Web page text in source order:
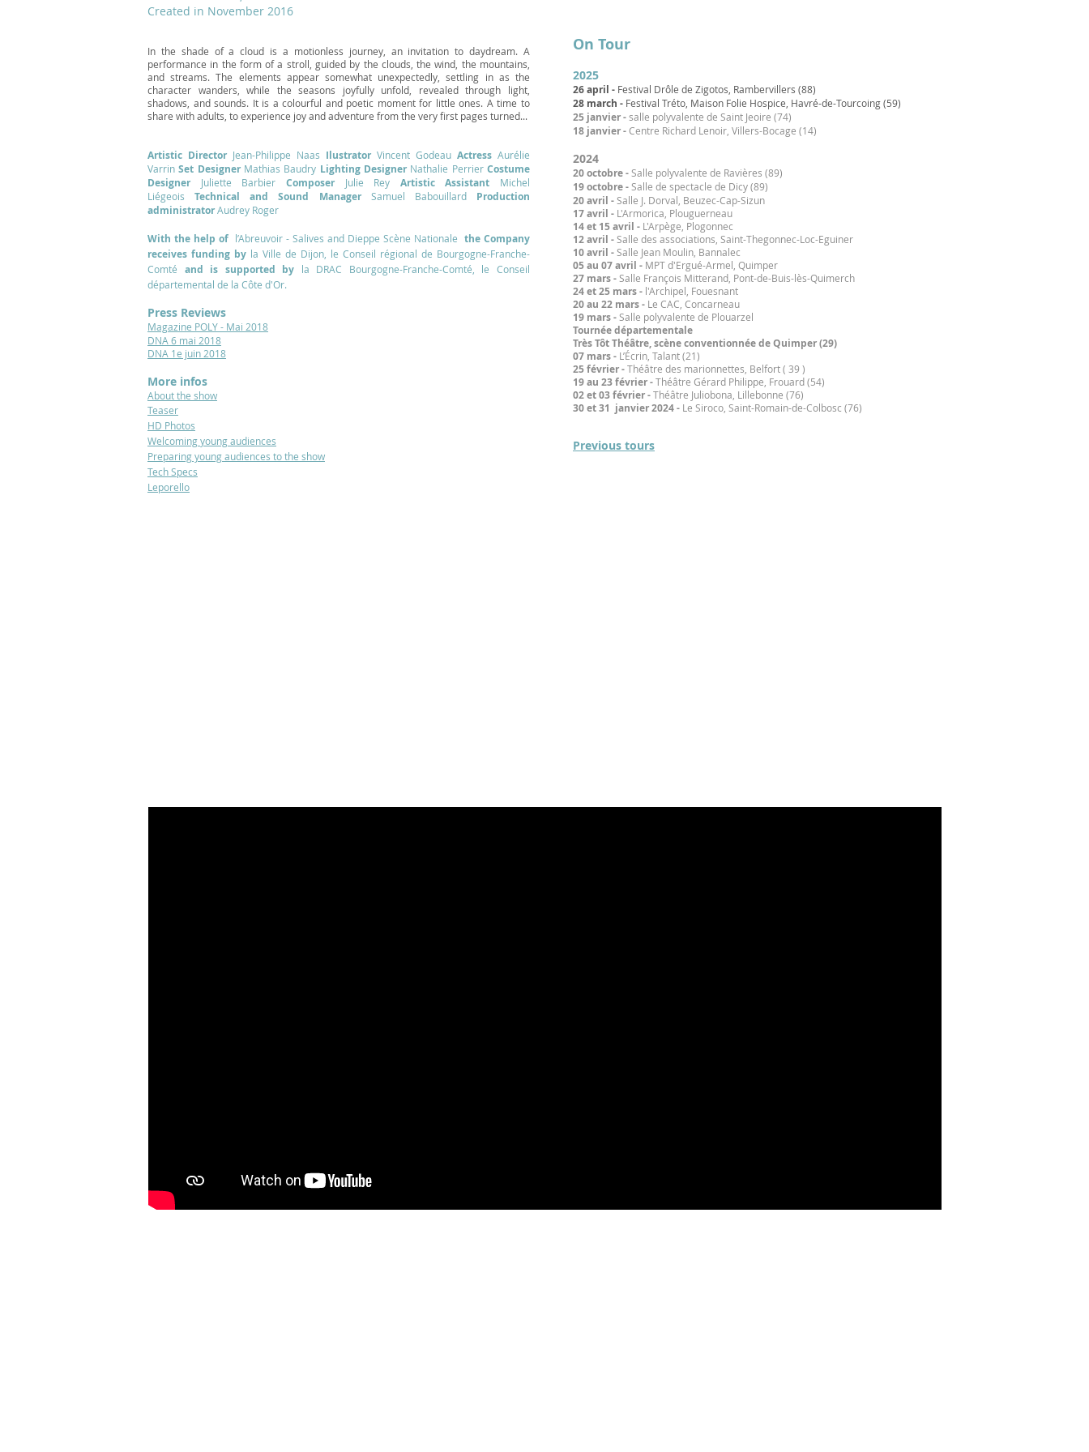
Created in November 2016
In the shade of a cloud is a motionless journey, an invitation to daydream. A
performance in the form of a stroll, guided by the clouds, the wind, the mountains,
and streams. The elements appear somewhat unexpectedly, settling in as the
character wanders, while the seasons joyfully unfold, revealed through light,
shadows, and sounds. It is a colourful and poetic moment for little ones. A time to
share with adults, to experience joy and adventure from the very first pages turned...
Artistic Director Jean-Philippe Naas Ilustrator Vincent Godeau Actress Aurélie
VarrinSet Designer Mathias Baudry Lighting Designer Nathalie Perrier Costume
Designer
Juliette Barbier Composer Julie Rey Artistic Assistant
Michel
LiégeoisTechnical and Sound Manager Samuel Babouillard
Production
administratorAudrey Roger
With the help of l’Abreuvoir - Salives and Dieppe Scène Nationale the Company
receives funding by ​la Ville de Dijon, le Conseil régional de Bourgogne-Franche-
Comté and is supported by
la DRAC Bourgogne-Franche-Comté, le Conseil
départemental de la Côte d'Or.
Press Reviews
Magazine POLY - Mai 2018
DNA 6 mai 2018
DNA 1e juin 2018
More infos
About the show
Teaser
HD Photos
Welcomingyoungaudiences
Preparing young audiences to the show
Tech Specs
Leporello​
On Tour
2025
26 april - Festival Drôle de Zigotos, Rambervillers (88)
28 march - Festival Tréto, Maison Folie Hospice, Havré-de-Tourcoing (59)
25 janvier -salle polyvalente de Saint Jeoire (74)
18 janvier -Centre Richard Lenoir, Villers-Bocage (14)
2024
20 octobre -Salle polyvalente de Ravières (89)
19 octobre -Salle de spectacle de Dicy (89)
20 avril -Salle J. Dorval, Beuzec-Cap-Sizun
17 avril - L'Armorica, Plouguerneau
14 et 15 avril - L'Arpège, Plogonnec
12 avril -Salle des associations, Saint-Thegonnec-Loc-Eguiner
10 avril -Salle Jean Moulin, Bannalec
05 au 07 avril - MPT d'Ergué-Armel, Quimper
27 mars -Salle François Mitterand, Pont-de-Buis-lès-Quimerch
24 et 25 mars - l'Archipel, Fouesnant
20 au 22 mars - Le CAC, Concarneau
19 mars -Salle polyvalente de Plouarzel
Tournée départementale
Très Tôt Théâtre, scène conventionnée de Quimper (29)
07 mars - L’Écrin, Talant (21)
25 février -Théâtre des marionnettes, Belfort ( 39 )
19 au 23 février -Théâtre Gérard Philippe, Frouard (54)
02 et 03 février -Théâtre Juliobona, Lillebonne (76)
30 et 31 janvier 2024 - Le Siroco, Saint-Romain-de-Colbosc (76)
Previous tours